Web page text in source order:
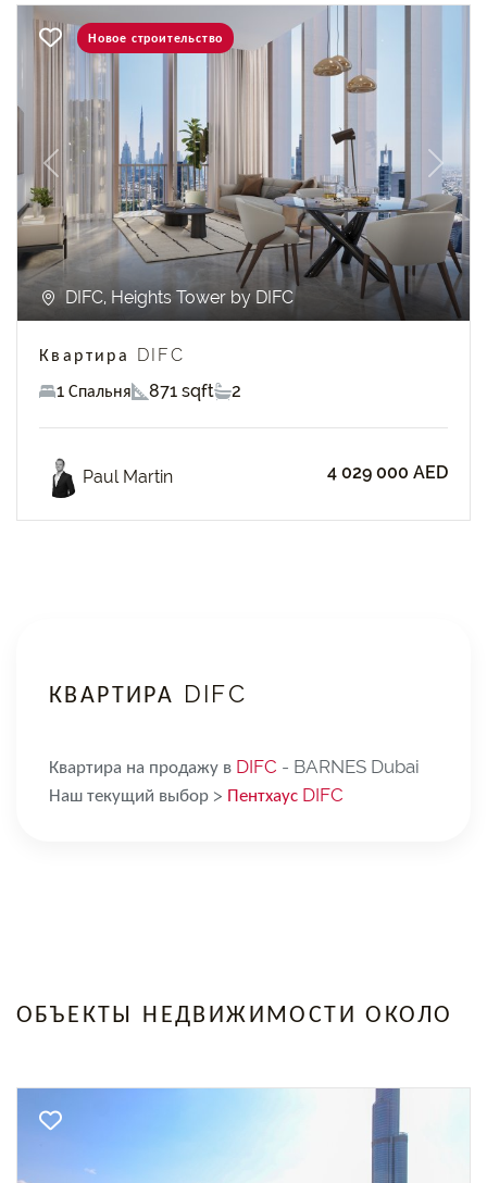
Previous Next
Новое строительство
DIFC, Heights Tower by DIFC
Квартира DIFC
1 Спальня
871 sqft 2
Paul Martin 4 029 000 AED
КВАРТИРА DIFC
Квартира на продажу в DIFC - BARNES Dubai
Наш текущий выбор > Пентхаус DIFC
ОБЪЕКТЫ НЕДВИЖИМОСТИ ОКОЛО